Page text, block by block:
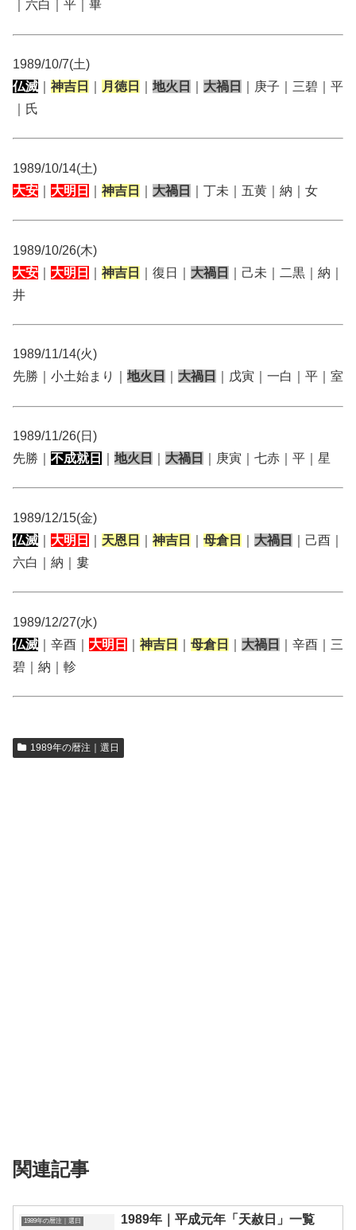
｜六白｜平｜畢
1989/10/7(土)
仏滅
神吉日 月徳日 地火日 大禍日
｜庚子｜三碧｜平
｜氏
1989/10/14(土)
大安
大明日 神吉日 大禍日 ｜丁未｜五黄｜納｜女
1989/10/26(木)
大安
大明日 神吉日 ｜復日｜ 大禍日
｜己未｜二黒｜納｜
井
1989/11/14(火)
先勝｜小土始まり｜ 地火日 大禍日 ｜戊寅｜一白｜平｜室
1989/11/26(日)
先勝｜ 不成就日 地火日 大禍日 ｜庚寅｜七赤｜平｜星
1989/12/15(金)
仏滅
大明日 天恩日 神吉日 母倉日 大禍日
｜己酉｜
六白｜納｜婁
1989/12/27(水)
仏滅 ｜辛酉｜ 大明日 神吉日 母倉日 大禍日
｜辛酉｜三
碧｜納｜軫
1989年の暦注｜選日
関連記事
1989年の暦注｜選日 1989年｜平成元年「天赦日」一覧